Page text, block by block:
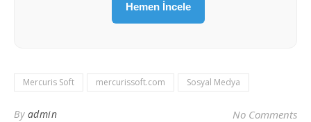
Hemen İncele
Mercuris Soft mercurissoft.com Sosyal Medya
By admin No Comments